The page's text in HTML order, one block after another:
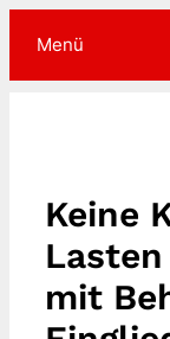
InhaltMenü
Keine
mit